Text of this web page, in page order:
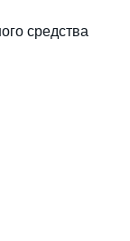
средства